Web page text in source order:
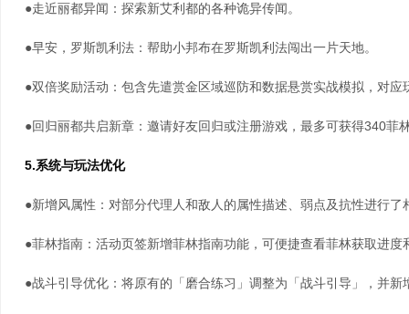
●走近丽都异闻：探索新艾利都的各种诡异传闻。
●早安，罗斯凯利法：帮助小邦布在罗斯凯利法闯出一片天地。
●双倍奖励活动：包含先遣赏金区域巡防和数据悬赏实战模拟，对应
●回归丽都共启新章：邀请好友回归或注册游戏，最多可获得340菲
5.系统与玩法优化
●新增风属性：对部分代理人和敌人的属性描述、弱点及抗性进行了
●菲林指南：活动页签新增菲林指南功能，可便捷查看菲林获取进度
●战斗引导优化：将原有的「磨合练习」调整为「战斗引导」，并新